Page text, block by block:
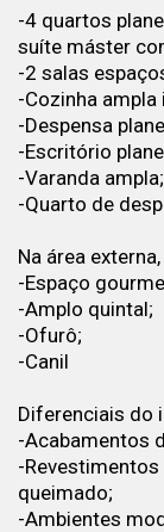
-4 quartos
suíte máster
-2 salas
-Cozinha
-Despensa
-Escritório
-Varanda ampla;
-Quarto de
Na área
-Espaço
-Amplo quintal;
-Ofurô;
-Canil
Diferenciais do
-Acabamentos
-
queimado;
-Ambientes